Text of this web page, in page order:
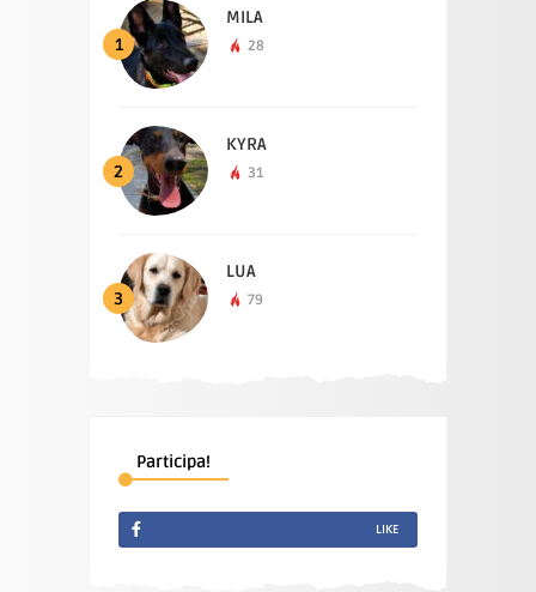
1
MILA
28
2
KYRA
31
3
LUA
79
Participa!
LIKE